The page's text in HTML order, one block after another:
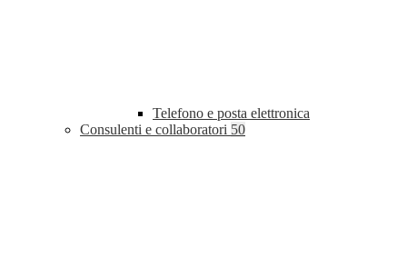
Telefono e posta elettronica
Consulenti e collaboratori 50